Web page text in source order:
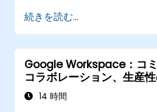
ョン機能も活用できる
プロフェッショナルな文
集や各種フォーマットへ
プレゼンテーション資料
調整から共有まで行い、
ができるようになる
続きを読む...
Google Workspace：コミ
コラボレーション、生産
14 時間